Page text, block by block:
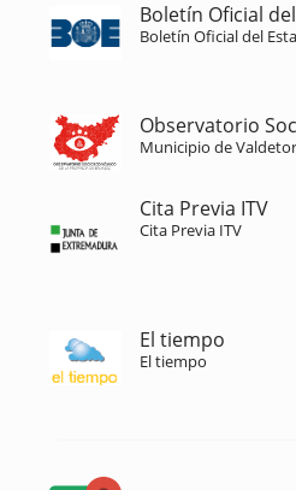
Boletín Oficial
Boletín Oficial del
Observatorio
Municipio de
Cita Previa ITV
Cita Previa ITV
El tiempo
El tiempo